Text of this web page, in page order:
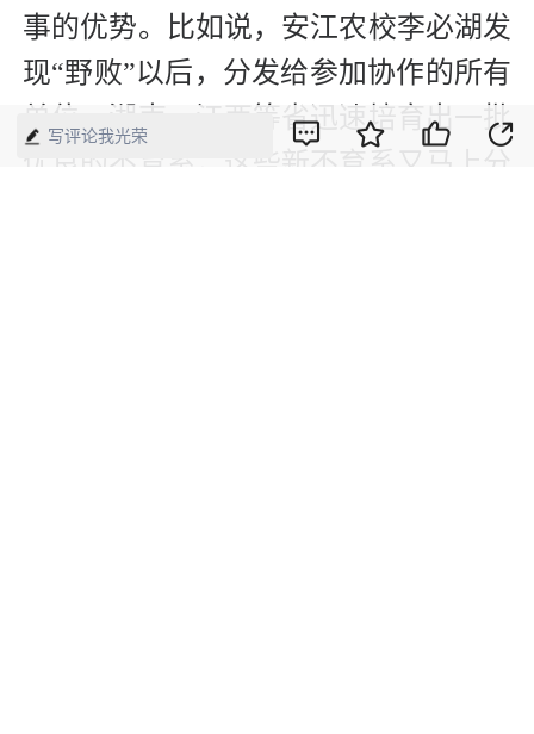
事的优势。比如说，安江农校李必湖发
现“野败”以后，分发给参加协作的所有
单位，湖南、江西等省迅速培育出一批
优良的不育系，这些新不育系又马上分
写评论我光荣